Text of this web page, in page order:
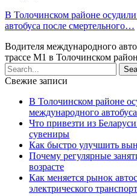
В Толочинском районе
автобуса после смертельного…
Водителя международного
трассе М1 в Толочинском
Свежие записи
В Толочинском районе
международного
Что привезти из
сувениры
Как быстро улучшить
Почему регулярные
возрасте
Как меняется рынок
электрического